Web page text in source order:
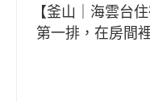
【釜山｜海雲台
第一排，在房間